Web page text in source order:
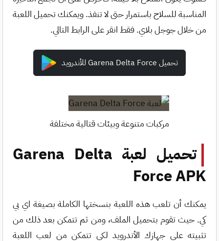
المناسبة للسلاح باستمرار حتى لا تنفذ. ويمكنك تحميل اللعبة
من خلال جوجل بلاي. فقط انقر على الرابط التالي.
تحميل Garena Delta Force للأندرويد
مركبات متنوعة وبيئات قتالية مختلفة
تحميل لعبة Garena Delta
Force APK
يمكنك أن تلعب هذه اللعبة بنسختها الكاملة بصيغة اي بي
كي. حيث تقوم بتحميل الملف، ومن ثم تتمكن بعد ذلك من
تثبيته على جهازك الأندرويد لكي تتمكن من لعب اللعبة